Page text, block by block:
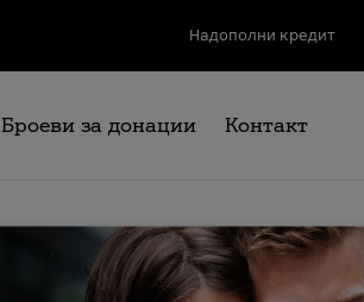
Надополни кредит
Броеви за донации Контакт